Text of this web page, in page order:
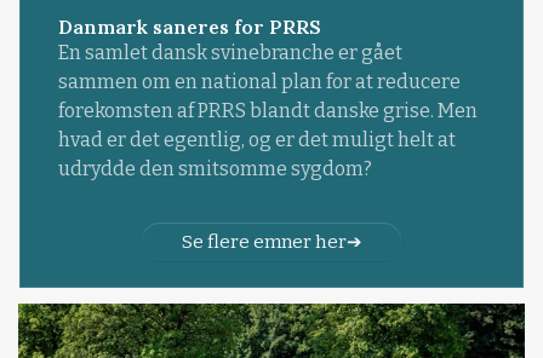
Danmark saneres for PRRS
En samlet dansk svinebranche er gået
sammen om en national plan for at reducere
forekomsten af PRRS blandt danske grise. Men
hvad er det egentlig, og er det muligt helt at
udrydde den smitsomme sygdom?
Se flere emner her